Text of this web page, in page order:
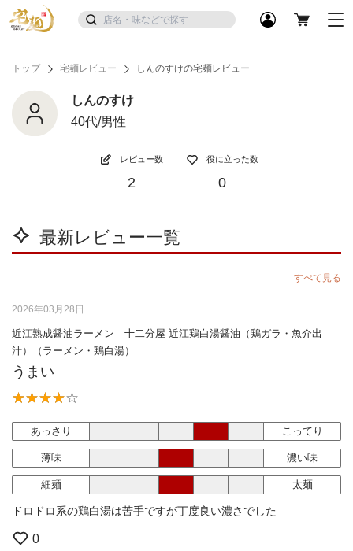
トップ 宅麺レビュー しんのすけの宅麺レビュー
しんのすけ
40代/男性
レビュー数
2
役に立った数
0
最新レビュー一覧
すべて見る
2026年03月28日
近江熟成醤油ラーメン 十二分屋 近江鶏白湯醤油（鶏ガラ・魚介出
汁）（ラーメン・鶏白湯）
うまい
あっさり こってり
薄味 濃い味
細麺 太麺
ドロドロ系の鶏白湯は苦手ですが丁度良い濃さでした
0